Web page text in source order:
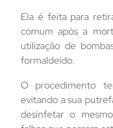
Ela é feita para
comum após a
utilização de
formaldeído.
O procedimento
evitando a sua
desinfetar o